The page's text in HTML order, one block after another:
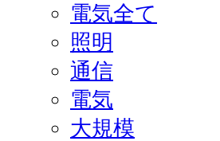
電気全て
照明
通信
電気
大規模